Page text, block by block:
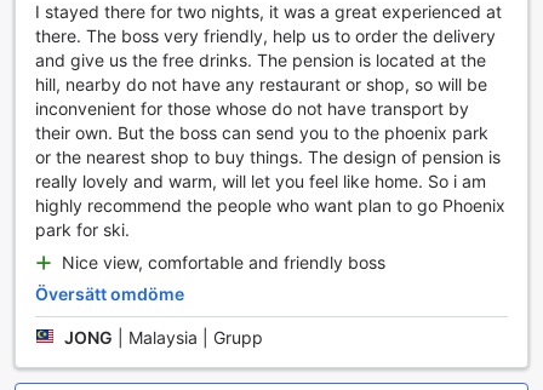
till en fest för sinnena, perfekt för att koppla av efter en
dag av aktiviteter.
Grillområdet är strategiskt placerat för att ge en
panoramautsikt över den storslagna naturen, vilket gör det
till en idealisk plats för både lunch och middag. Med
tillgång till högkvalitativa grillredskap och en bekväm
sittplats kan du enkelt förbereda läckra rätter som kött,
grönsaker och skaldjur. Oavsett om du är en erfaren
grillmästare eller nybörjare, kommer Symphony Pension att
ge dig en fantastisk plattform för att njuta av en kulinarisk
upplevelse i en avkopplande atmosfär.
Upptäck Bongpyeong-myeon: En Oas av Naturskönhet
och Kultur i Pyeongchang-gun
Bongpyeong-myeon, beläget i den natursköna kommunen
I stayed there for two nights, it was a great experienced at
there. The boss very friendly, help us to order the delivery
and give us the free drinks. The pension is located at the
hill, nearby do not have any restaurant or shop, so will be
inconvenient for those whose do not have transport by
their own. But the boss can send you to the phoenix park
or the nearest shop to buy things. The design of pension is
really lovely and warm, will let you feel like home. So i am
highly recommend the people who want plan to go Phoenix
park for ski.
Nice view, comfortable and friendly boss
Översätt omdöme
JONG Malaysia | Grupp